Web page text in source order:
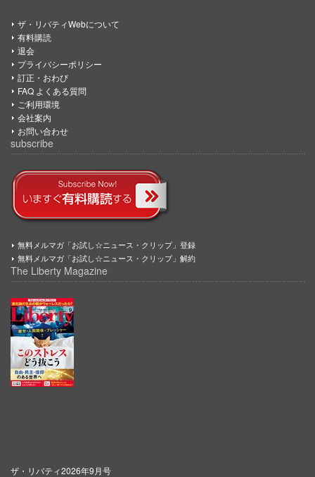
ザ・リバティWebについて
有料購読
退会
プライバシーポリシー
訂正・おわび
FAQ よくある質問
ご利用環境
会社案内
お問い合わせ
subscribe
無料メルマガ「お試し☆ニュース・クリップ」登録
無料メルマガ「お試し☆ニュース・クリップ」解約
The Liberty Magazine
ザ・リバティ2026年9月号